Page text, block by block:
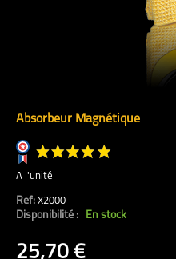
Absorbeur Magnétique
A l'unité
Ref: X2000
Disponibilité : En stock
25,70 €